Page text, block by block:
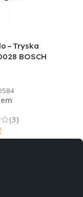
– Tryska
BOSCH
(3)